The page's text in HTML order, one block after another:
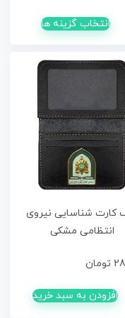
انتخاب گزینه ها
کارت شناسایی نیروی
انتظامی مشکی
تومان
افزودن به سبد خرید